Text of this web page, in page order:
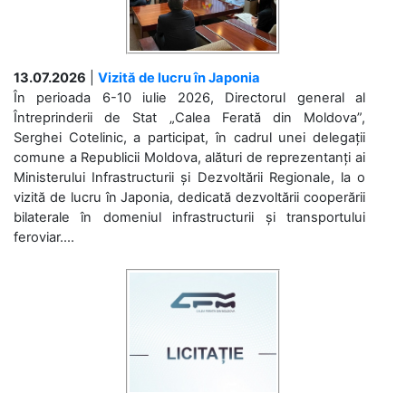
13.07.2026
Vizită de lucru în Japonia
În perioada 6-10 iulie 2026, Directorul general al
Întreprinderii de Stat „Calea Ferată din Moldova”,
Serghei Cotelinic, a participat, în cadrul unei delegații
comune a Republicii Moldova, alături de reprezentanți ai
Ministerului Infrastructurii și Dezvoltării Regionale, la o
vizită de lucru în Japonia, dedicată dezvoltării cooperării
bilaterale în domeniul infrastructurii și transportului
feroviar....